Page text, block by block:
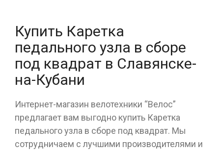
Купить Каретка
педального узла в сборе
под квадрат в Славянске-
на-Кубани
Интернет-магазин велотехники “Велос”
предлагает вам выгодно купить Каретка
педального узла в сборе под квадрат. Мы
сотрудничаем с лучшими производителями и